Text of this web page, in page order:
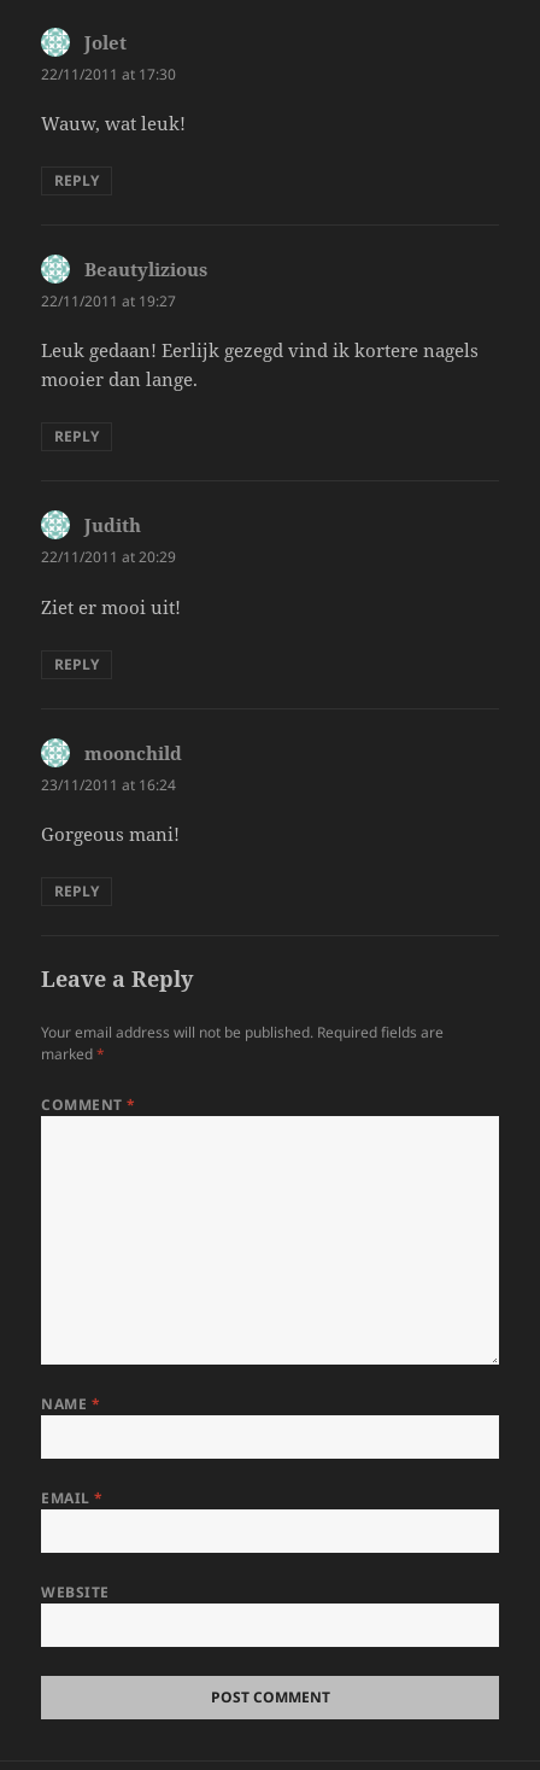
Jolet
22/11/2011 at 17:30
Wauw, wat leuk!
REPLY
Beautylizious
22/11/2011 at 19:27
Leuk gedaan! Eerlijk gezegd vind ik kortere nagels
mooier dan lange.
REPLY
Judith
22/11/2011 at 20:29
Ziet er mooi uit!
REPLY
moonchild
23/11/2011 at 16:24
Gorgeous mani!
REPLY
Leave a Reply
Your email address will not be published. Required fields are
marked*
COMMENT*
NAME *
EMAIL*
WEBSITE